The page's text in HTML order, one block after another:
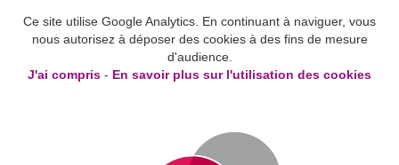
Ce site utilise Google Analytics. En continuant à naviguer, vous
nous autorisez à déposer des cookies à des fins de mesure
d'audience.
J'ai compris - En savoir plus sur l'utilisation des cookies